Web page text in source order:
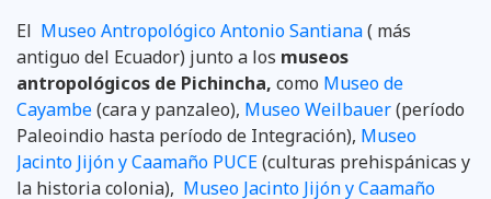
El Museo Antropológico Antonio Santiana( más
antiguo del Ecuador) junto a los museos
antropológicos de Pichincha, como Museo de
Cayambe(cara y panzaleo), Museo Weilbauer(período
Paleoindio hasta período de Integración), Museo
Jacinto Jijón y Caamaño PUCE(culturas prehispánicas y
la historia colonia), Museo Jacinto Jijón y Caamaño